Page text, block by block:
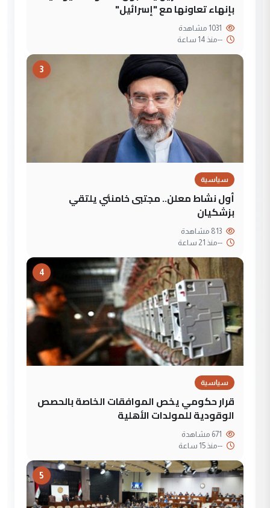
بإنهاء تعاونها مع "إسرائيل"
--منذ 14 ساعة
3
سياسية
أول نشاط معلن.. مجتبى خامنئي يلتقي
بزشكيان
--منذ 21 ساعة
4
سياسية
قرار حكومي يخص الموافقات الخاصة بالحصص
الوقودية للمولدات الأهلية
--منذ 15 ساعة
5